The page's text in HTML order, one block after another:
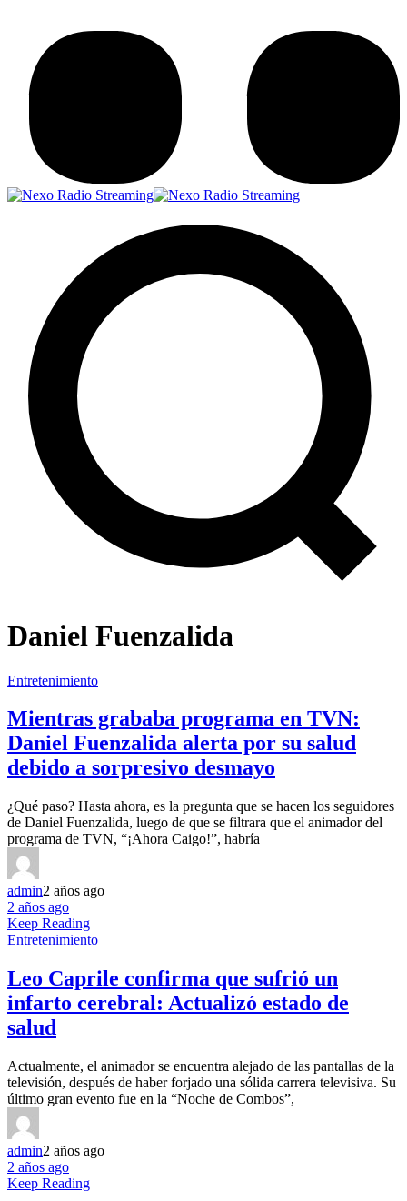
Daniel Fuenzalida
Entretenimiento
Mientras grababa programa en TVN:
Daniel Fuenzalida alerta por su salud
debido a sorpresivo desmayo
¿Qué paso? Hasta ahora, es la pregunta que se hacen los seguidores
de Daniel Fuenzalida, luego de que se filtrara que el animador del
programa de TVN, “¡Ahora Caigo!”, habría
admin2 años ago
2 años ago
Keep Reading
Entretenimiento
Leo Caprile confirma que sufrió un
infarto cerebral: Actualizó estado de
salud
Actualmente, el animador se encuentra alejado de las pantallas de la
televisión, después de haber forjado una sólida carrera televisiva. Su
último gran evento fue en la “Noche de Combos”,
admin2 años ago
2 años ago
Keep Reading